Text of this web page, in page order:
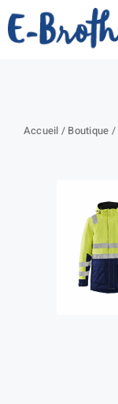
Passer
au
Accueil / Boutique /